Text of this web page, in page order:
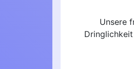
Unsere